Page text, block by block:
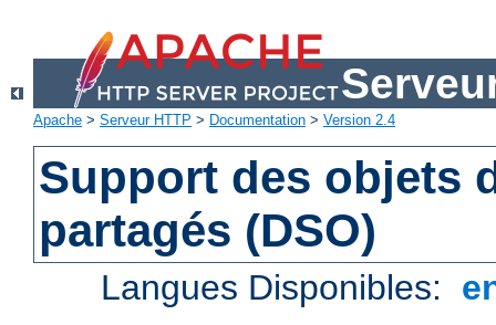
Apache > Serveur HTTP > Documentation > Version 2.4
Support des objets
partagés (DSO)
Langues Disponibles: